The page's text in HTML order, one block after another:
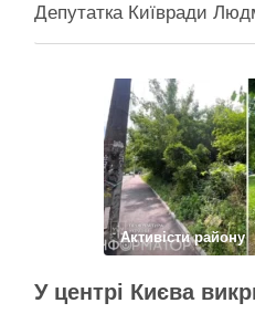
Депутатка Київради
серпня прокоментувала
на Теремках, заявивши,
жителів через вирубку
необхідності
будинків. …
Поділитися уАктивісти району